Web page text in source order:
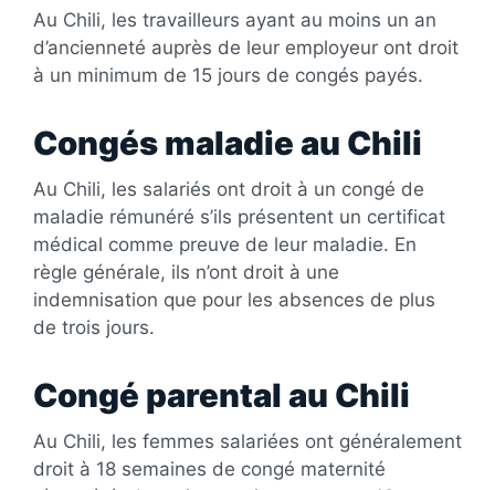
Au Chili, les travailleurs ayant au moins un an
d’ancienneté auprès de leur employeur ont droit
à un minimum de 15 jours de congés payés.
Congés maladie au Chili
Au Chili, les salariés ont droit à un congé de
maladie rémunéré s’ils présentent un certificat
médical comme preuve de leur maladie. En
règle générale, ils n’ont droit à une
indemnisation que pour les absences de plus
de trois jours.
Congé parental au Chili
Au Chili, les femmes salariées ont généralement
droit à 18 semaines de congé maternité